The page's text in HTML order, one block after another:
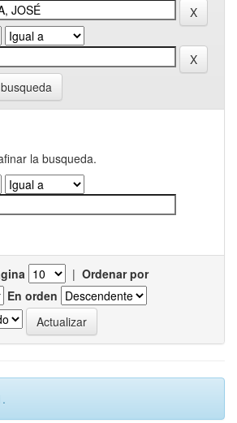
la busqueda.
| Ordenar por
En orden